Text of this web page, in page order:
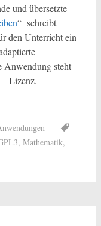
und übersetzte
“ schreibt
den Unterricht ein
Anwendung steht
Lizenz.
, Mathematik,